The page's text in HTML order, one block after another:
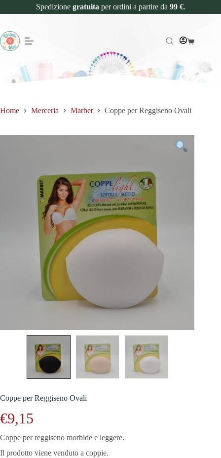
Spedizione gratuita per ordini a partire da 99 €.
Home Merceria Marbet Coppe per Reggiseno Ovali
Coppe per Reggiseno Ovali
€9,15
Coppe per reggiseno morbide e leggere.
Il prodotto viene venduto a coppie.